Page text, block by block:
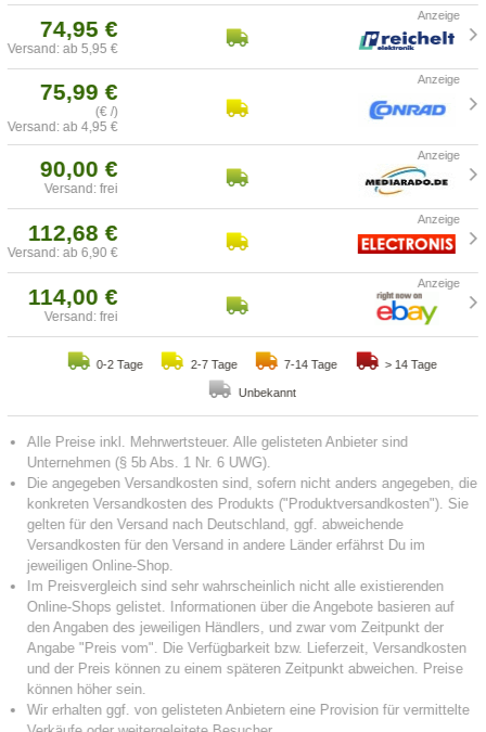
74,95 €
Versand: ab 5,95 €
75,99 €
(€ /)
Versand: ab 4,95 €
90,00 €
Versand: frei
112,68 €
Versand: ab 6,90 €
114,00 €
Versand: frei
0-2 Tage 2-7 Tage 7-14 Tage > 14 Tage
Unbekannt